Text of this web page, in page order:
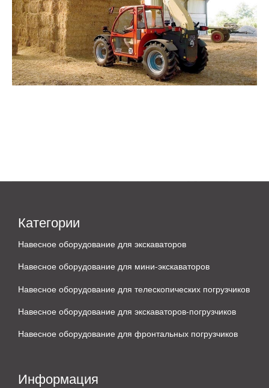
Категории
Навесное оборудование для экскаваторов
Навесное оборудование для мини-экскаваторов
Навесное оборудование для телескопических погрузчиков
Навесное оборудование для экскаваторов-погрузчиков
Навесное оборудование для фронтальных погрузчиков
Информация